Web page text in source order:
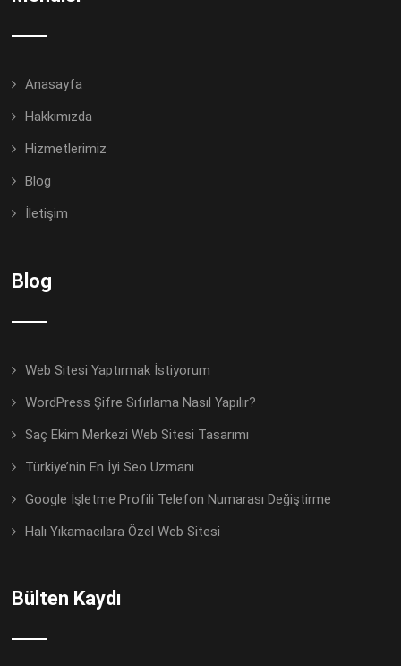
Anasayfa
Hakkımızda
Hizmetlerimiz
Blog
İletişim
Blog
Web Sitesi Yaptırmak İstiyorum
WordPress Şifre Sıfırlama Nasıl Yapılır?
Saç Ekim Merkezi Web Sitesi Tasarımı
Türkiye’nin En İyi Seo Uzmanı
Google İşletme Profili Telefon Numarası Değiştirme
Halı Yıkamacılara Özel Web Sitesi
Bülten Kaydı